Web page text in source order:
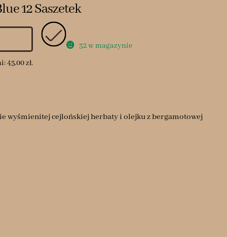
12 Saszetek
45.00zł.
32 w magazynie
wyśmienitej cejlońskiej herbaty i olejku z bergamotowej